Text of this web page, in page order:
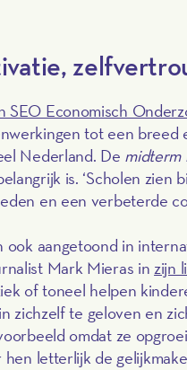
SEO Economisch
tot een
Nederland. De midterm
is. ‘Scholen
en een verbeterde
ook aangetoond in
Mark Mieras inzijn
of toneel helpen
zichzelf te geloven en
omdat ze
letterlijk de